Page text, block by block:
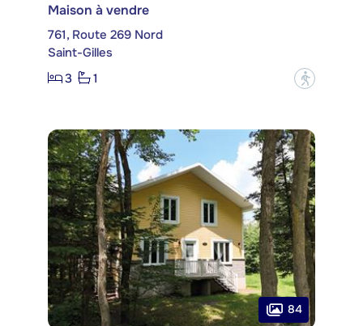
Maison à vendre
761, Route 269 Nord
Saint-Gilles
3
1 ?
84